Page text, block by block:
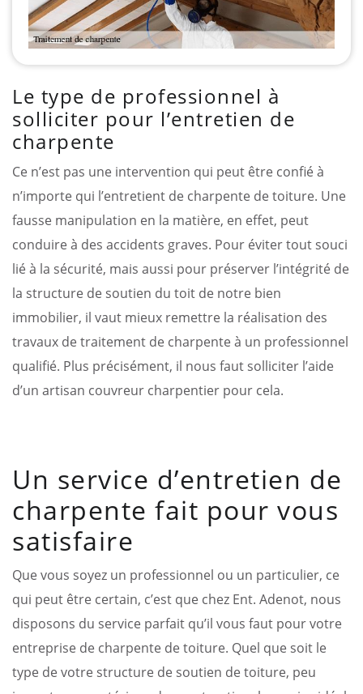
Le type de professionnel à
solliciter pour l’entretien de
charpente
Ce n’est pas une intervention qui peut être confié à
n’importe qui l’entretient de charpente de toiture. Une
fausse manipulation en la matière, en effet, peut
conduire à des accidents graves. Pour éviter tout souci
lié à la sécurité, mais aussi pour préserver l’intégrité de
la structure de soutien du toit de notre bien
immobilier, il vaut mieux remettre la réalisation des
travaux de traitement de charpente à un professionnel
qualifié. Plus précisément, il nous faut solliciter l’aide
d’un artisan couvreur charpentier pour cela.
Un service d’entretien de
charpente fait pour vous
satisfaire
Que vous soyez un professionnel ou un particulier, ce
qui peut être certain, c’est que chez Ent. Adenot, nous
disposons du service parfait qu’il vous faut pour votre
entreprise de charpente de toiture. Quel que soit le
type de votre structure de soutien de toiture, peu